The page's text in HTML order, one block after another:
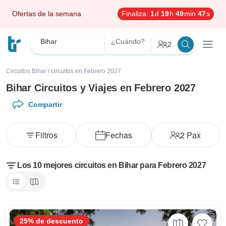
Ofertas de la semana Finaliza: 1d 19h 49min 45s
Bihar ¿Cuándo? 2
Circuitos Bihar / circuitos en Febrero 2027
Bihar Circuitos y Viajes en Febrero 2027
Compartir
Fechas 2 Pax
Filtros
Los 10 mejores circuitos en Bihar para Febrero 2027
25% de descuento